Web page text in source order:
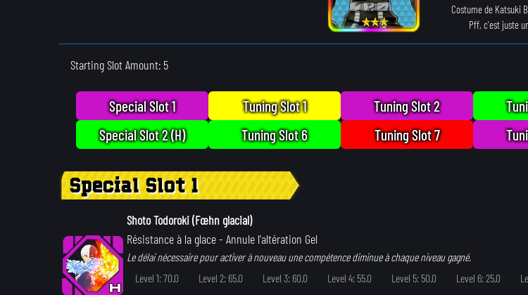
Costume de Katsuki
Pff, c'est juste
Starting Slot Amount: 5
Special Slot 1 Tuning Slot 1 Tuning Slot 2
Special Slot 2 (H)
Tuning Slot 6 Tuning Slot 7
Special Slot 1
Shoto Todoroki (Fœhn glacial)
Résistance à la glace- Annule l'altération Gel
Le délai nécessaire pour activer à nouveau une compétence diminue à chaque niveau gagné.
Level 1: 70.0
Level 2: 65.0 Level 3: 60.0 Level 4: 55.0 Level 5: 50.0 Level 6: 25.0